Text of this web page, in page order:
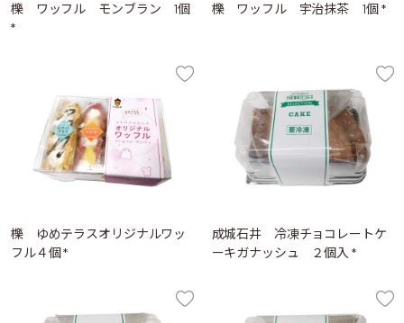
櫟 ワッフル モンブラン 1個
*
櫟 ワッフル 宇治抹茶 1個 *
櫟 ゆめテラスオリジナルワッ
フル４個 *
成城石井 冷凍チョコレートケ
ーキガナッシュ ２個入 *